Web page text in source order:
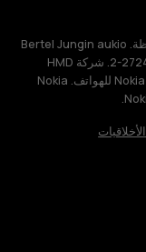
TM و © 2026 HMD Global. جميع الحقوق محفوظة. Bertel Jungin aukio
9, 02600 Espoo, Finland. مُعرِّف الشركة: 2724044-2. شركة HMD
Global Oy حاصلة على ترخيص من الاسم التجاري Nokia للهواتف. Nokia
الأخلاقيات